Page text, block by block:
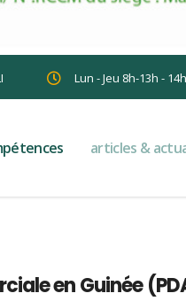
Lun - Jeu 8h-13h -
articles &
en Guinée